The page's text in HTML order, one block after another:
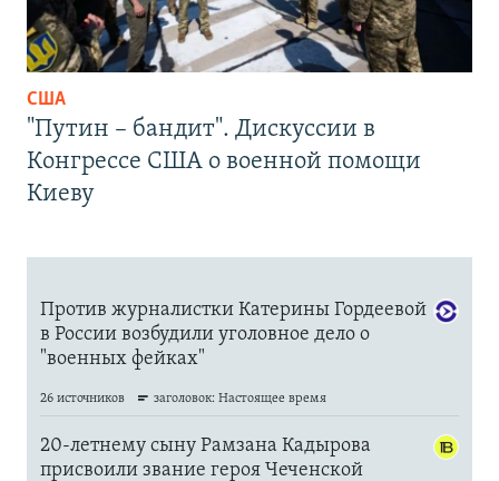
США
"Путин – бандит". Дискуссии в
Конгрессе США о военной помощи
Киеву